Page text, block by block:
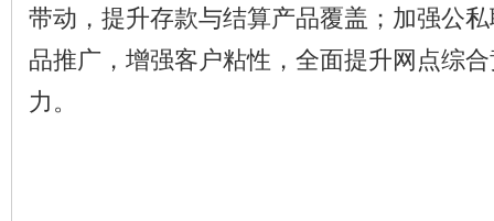
带动，提升存款与结算产品覆盖；加强公私
品推广，增强客户粘性，全面提升网点综
力。